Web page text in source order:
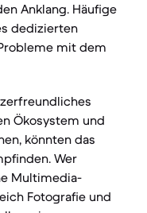
Anklang. Häufige
dedizierten
mit dem
Ökosystem und
könnten das
Wer
Multimedia-
Fotografie und